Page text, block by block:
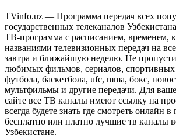
TVinfo.uz — Программа передач всех
государственных телеканалов
ТВ-программа с расписанием, временем,
названиями телевизионных передач на
завтра и ближайшую неделю. Не
любимых фильмов, сериалов, спортивных
футбола, баскетбола, ufc, mma, бокс,
мультфильмы и другие передачи. Для
сайте все ТВ каналы имеют ссылку на
всегда будете знать где смотреть онлайн
бесплатно или платно лучшие тв каналы
Узбекистане.